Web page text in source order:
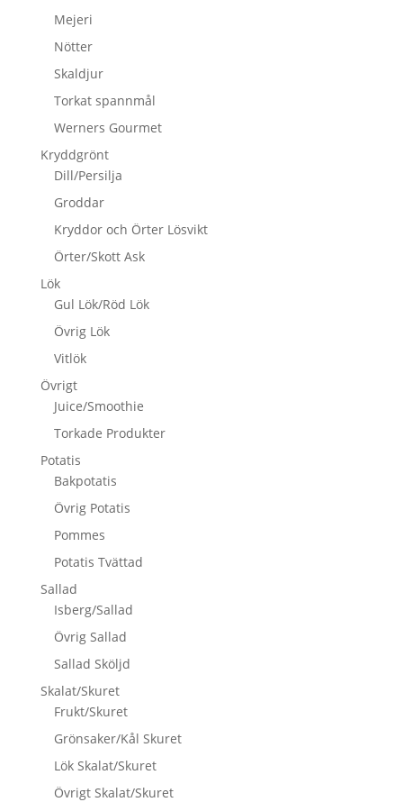
Mejeri
Nötter
Skaldjur
Torkat spannmål
Werners Gourmet
Kryddgrönt
Dill/Persilja
Groddar
Kryddor och Örter Lösvikt
Örter/Skott Ask
Lök
Gul Lök/Röd Lök
Övrig Lök
Vitlök
Övrigt
Juice/Smoothie
Torkade Produkter
Potatis
Bakpotatis
Övrig Potatis
Pommes
Potatis Tvättad
Sallad
Isberg/Sallad
Övrig Sallad
Sallad Sköljd
Skalat/Skuret
Frukt/Skuret
Grönsaker/Kål Skuret
Lök Skalat/Skuret
Övrigt Skalat/Skuret